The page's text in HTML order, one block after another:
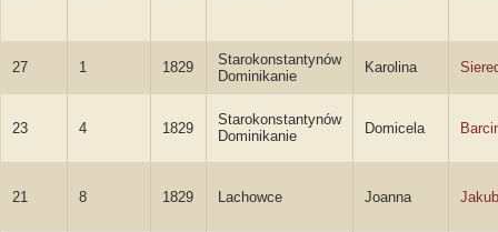
27 1 1829
Starokonstantynów
Dominikanie
Karolina
23 4 1829
Starokonstantynów
Dominikanie
Domicela
21 8 1829 Lachowce Joanna